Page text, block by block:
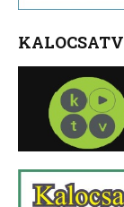
KALOCSATV